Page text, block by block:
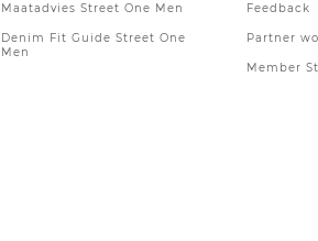
Maatadvies Street One Men
Denim Fit Guide Street One
Men
Feedback
Partner
Member